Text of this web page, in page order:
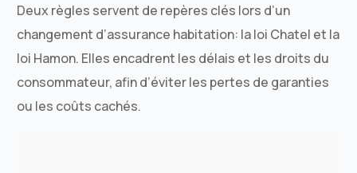
Deux règles servent de repères clés lors d’un
changement d’assurance habitation: la loi Chatel et la
loi Hamon. Elles encadrent les délais et les droits du
consommateur, afin d’éviter les pertes de garanties
ou les coûts cachés.